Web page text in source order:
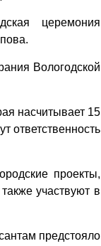
церемония
Вологодской
насчитывает 15
ответственность
проекты,
участвуют в
предстояло